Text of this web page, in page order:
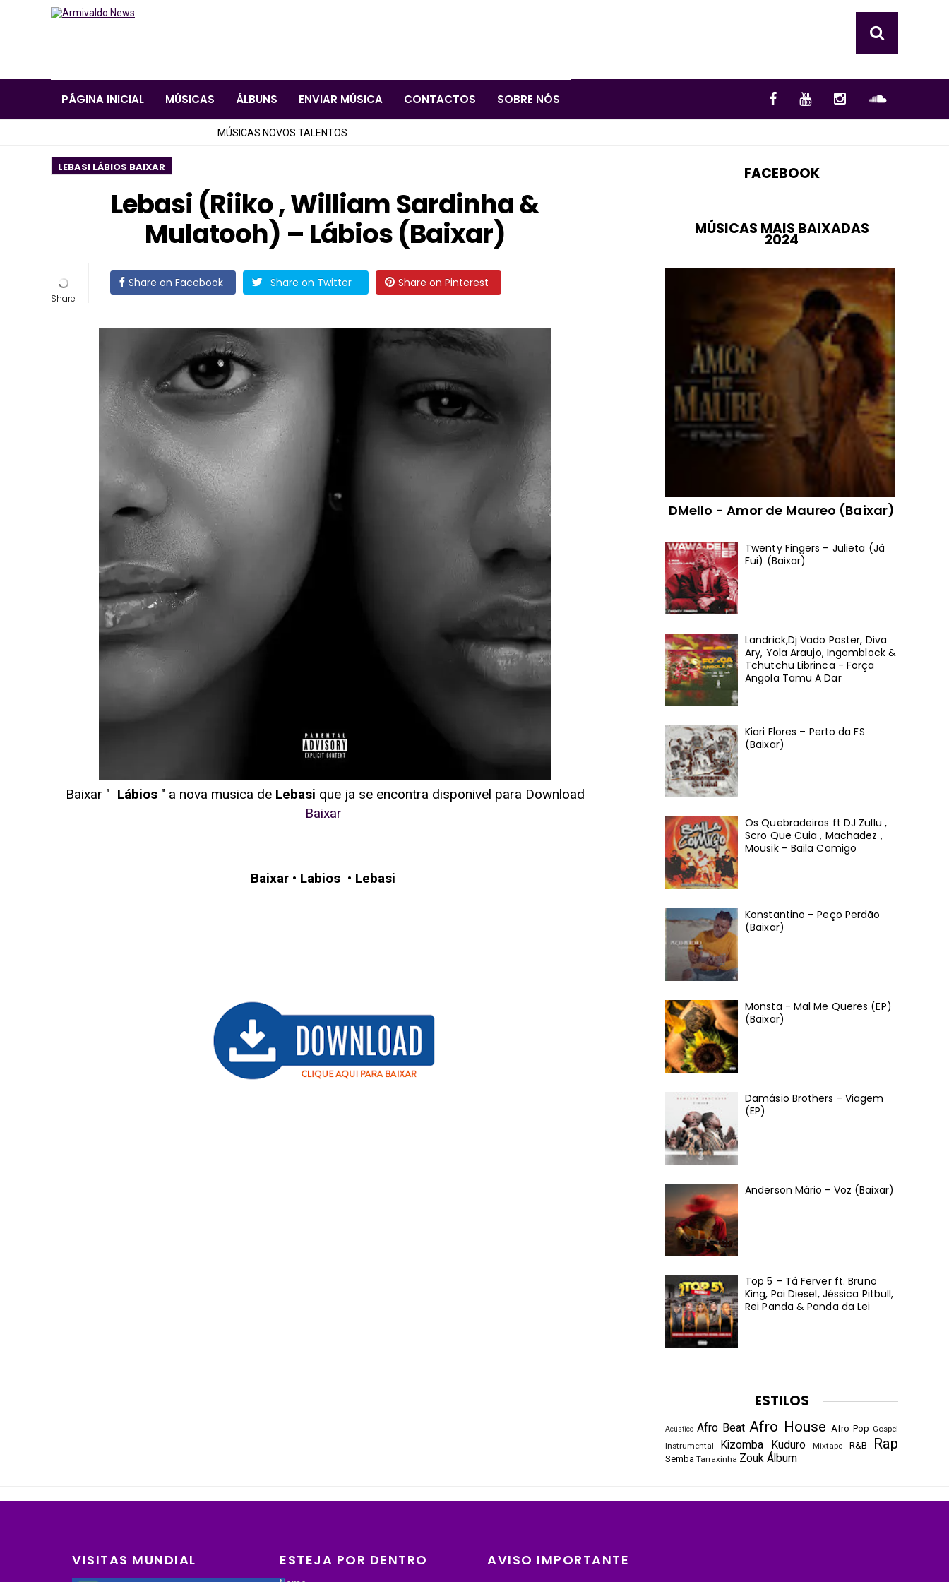
PÁGINA INICIAL MÚSICAS ÁLBUNS ENVIAR MÚSICA CONTACTOS SOBRE NÓS
MÚSICAS NOVOS TALENTOS
LEBASI LÁBIOS BAIXAR
Lebasi (Riiko , William Sardinha &
Mulatooh) – Lábios (Baixar)
Share on Facebook Share on Twitter Share on Pinterest
Baixar " Lábios" a nova musica de Lebasi que ja se encontra disponivel para Download
Baixar
Baixar • Labios • Lebasi
FACEBOOK
MÚSICAS MAIS BAIXADAS
2024
DMello - Amor de Maureo (Baixar)
Twenty Fingers – Julieta (Já
Fui) (Baixar)
Landrick,Dj Vado Poster, Diva
Ary, Yola Araujo, Ingomblock &
Tchutchu Librinca - Força
Angola Tamu A Dar
Kiari Flores – Perto da FS
(Baixar)
Os Quebradeiras ft DJ Zullu ,
Scro Que Cuia , Machadez ,
Mousik – Baila Comigo
Konstantino – Peço Perdão
(Baixar)
Monsta - Mal Me Queres (EP)
(Baixar)
Damásio Brothers - Viagem
(EP)
Anderson Mário - Voz (Baixar)
Top 5 – Tá Ferver ft. Bruno
King, Pai Diesel, Jéssica Pitbull,
Rei Panda & Panda da Lei
ESTILOS
Acústico Afro Beat Afro House Afro Pop Gospel
Instrumental
Kizomba Kuduro Mixtape R&B Rap
Semba Tarraxinha Zouk Álbum
VISITAS MUNDIAL ESTEJA POR DENTRO AVISO IMPORTANTE